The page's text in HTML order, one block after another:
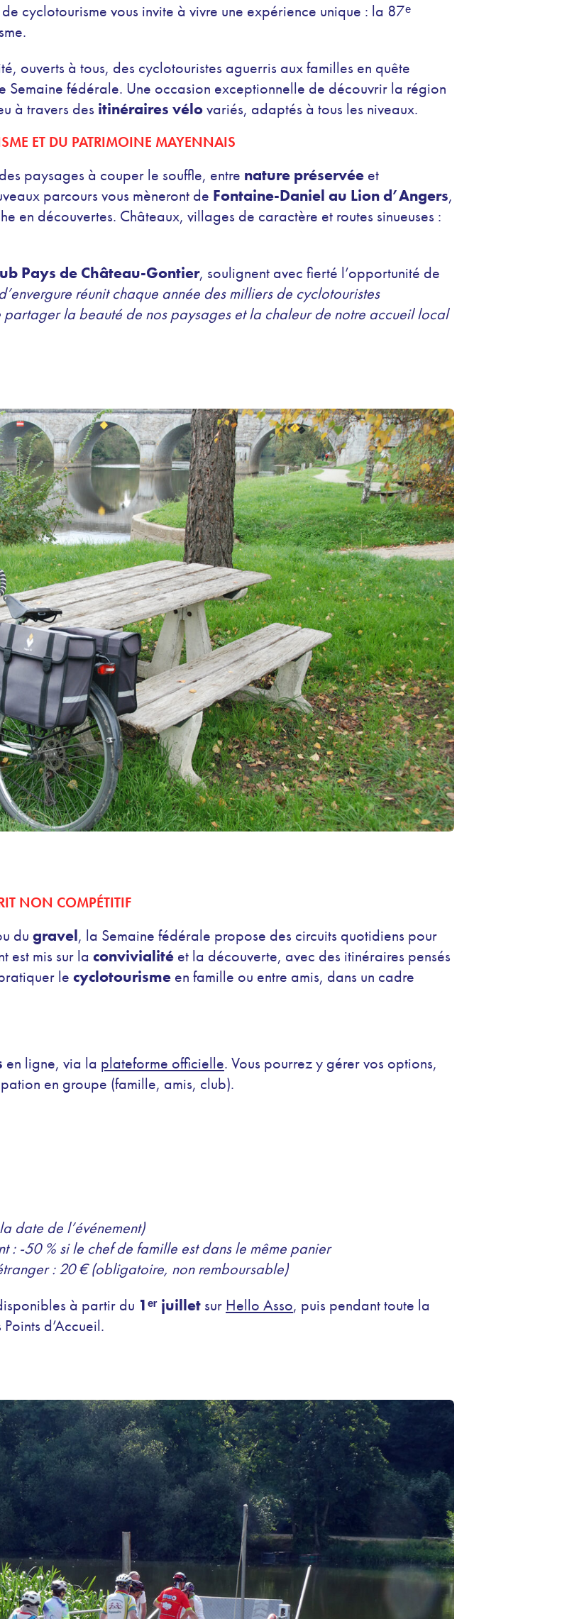
cyclotourisme vous invite à vivre une expérience unique : la 87ᵉ
ouverts à tous, des cyclotouristes aguerris aux familles en quête
Semaine fédérale. Une occasion exceptionnelle de découvrir la région
à travers des itinéraires vélovariés, adaptés à tous les niveaux.
ET DU PATRIMOINE MAYENNAIS
paysages à couper le souffle, entre nature préservée et
parcours vous mèneront de Fontaine-Daniel au Lion d’Angers,
en découvertes. Châteaux, villages de caractère et routes sinueuses :
Pays de Château-Gontier, soulignent avec fierté l’opportunité de
réunit chaque année des milliers de cyclotouristes
partager la beauté de nos paysages et la chaleur de notre accueil local
NON COMPÉTITIF
du gravel, la Semaine fédérale propose des circuits quotidiens pour
est mis sur la convivialité et la découverte, avec des itinéraires pensés
le cyclotourisme en famille ou entre amis, dans un cadre
en ligne, via la plateforme officielle. Vous pourrez y gérer vos options,
en groupe (famille, amis, club).
date de l’événement)
: -50 % si le chef de famille est dans le même panier
: 20 € (obligatoire, non remboursable)
à partir du 1ᵉʳ juillet sur Hello Asso, puis pendant toute la
d’Accueil.